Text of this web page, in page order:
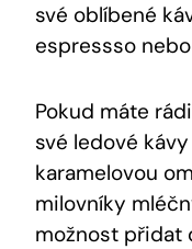
své oblíbené
espressso
Pokud máte
své ledové
karamelovou
milovníky
možnost přidat